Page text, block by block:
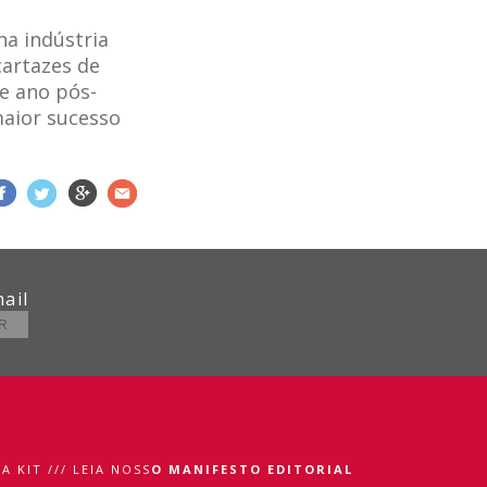
indústria
de
ano pós-
sucesso
KIT /// LEIA NOSS O MANIFESTO EDITORIAL